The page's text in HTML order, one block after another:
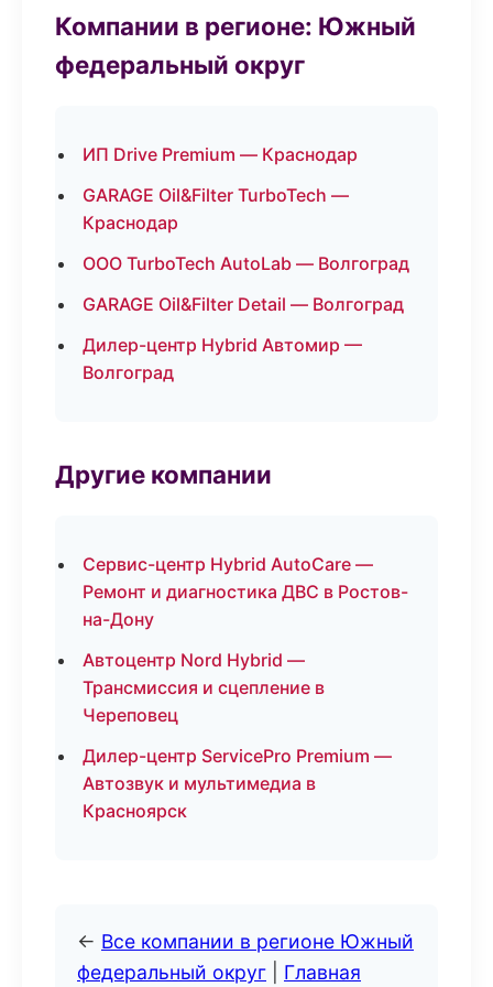
Компании в регионе: Южный
федеральный округ
ИП Drive Premium — Краснодар
GARAGE Oil&Filter TurboTech —
Краснодар
ООО TurboTech AutoLab — Волгоград
GARAGE Oil&Filter Detail — Волгоград
Дилер-центр Hybrid Автомир —
Волгоград
Другие компании
Сервис-центр Hybrid AutoCare —
Ремонт и диагностика ДВС в Ростов-
на-Дону
Автоцентр Nord Hybrid —
Трансмиссия и сцепление в
Череповец
Дилер-центр ServicePro Premium —
Автозвук и мультимедиа в
Красноярск
← Все компании в регионе Южный
федеральный округ
Главная